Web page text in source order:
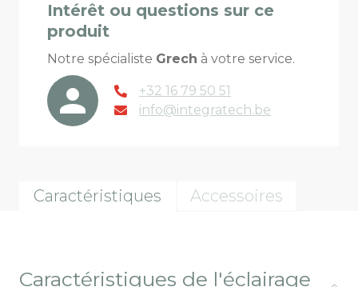
Intérêt ou questions sur ce
produit
Notre spécialiste Grech à votre service.
+32 16 79 50 51
info@integratech.be
Caractéristiques Accessoires
Caractéristiques de l'éclairage